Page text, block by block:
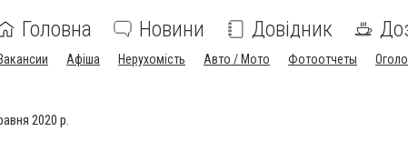
Головна Новини Довідник
Вакансии Афіша Нерухомість Авто / Мото Фотоотчеты
2020 р.